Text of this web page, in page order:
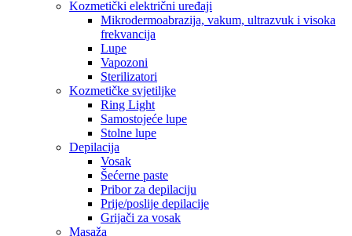
Kozmetički električni uređaji
Mikrodermoabrazija, vakum, ultrazvuk i visoka
frekvancija
Lupe
Vapozoni
Sterilizatori
Kozmetičke svjetiljke
Ring Light
Samostojeće lupe
Stolne lupe
Depilacija
Vosak
Šećerne paste
Pribor za depilaciju
Prije/poslije depilacije
Grijači za vosak
Masaža